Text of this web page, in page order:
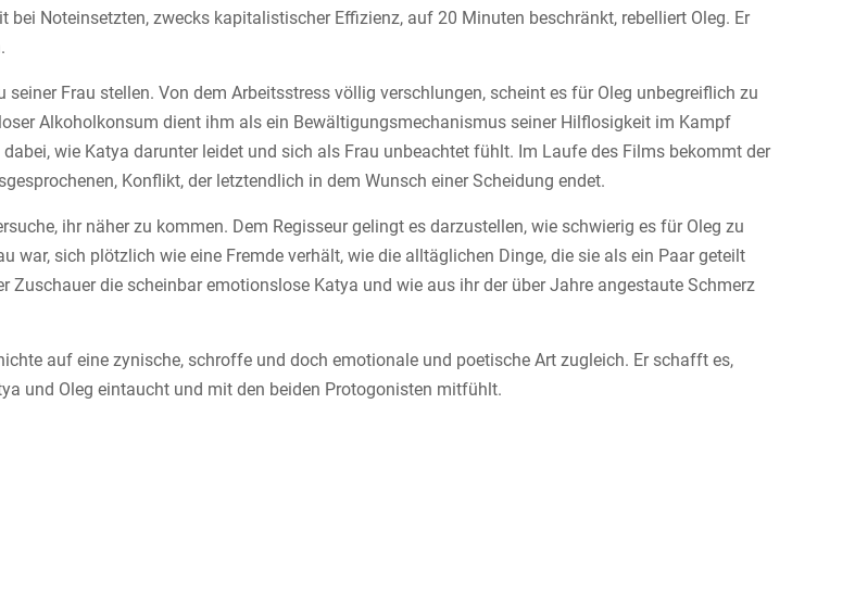
Noteinsetzten, zwecks kapitalistischer Effizienz, auf 20 Minuten beschränkt, rebelliert Oleg. Er
Frau stellen. Von dem Arbeitsstress völlig verschlungen, scheint es für Oleg unbegreiflich zu
Alkoholkonsum dient ihm als ein Bewältigungsmechanismus seiner Hilflosigkeit im Kampf
wie Katya darunter leidet und sich als Frau unbeachtet fühlt. Im Laufe des Films bekommt der
Konflikt, der letztendlich in dem Wunsch einer Scheidung endet.
ihr näher zu kommen. Dem Regisseur gelingt es darzustellen, wie schwierig es für Oleg zu
war, sich plötzlich wie eine Fremde verhält, wie die alltäglichen Dinge, die sie als ein Paar geteilt
die scheinbar emotionslose Katya und wie aus ihr der über Jahre angestaute Schmerz
auf eine zynische, schroffe und doch emotionale und poetische Art zugleich. Er schafft es,
und Oleg eintaucht und mit den beiden Protogonisten mitfühlt.